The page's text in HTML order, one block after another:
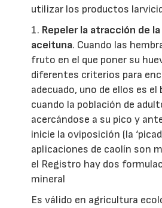
utilizar los productos
1. Repeler la atracción de
aceituna. Cuando las
fruto en el que poner su
diferentes criterios para
adecuado, uno de ellos es
cuando la población de
acercándose a su pico y
inicie la oviposición (la
aplicaciones de caolín son
el Registro hay dos
mineral
Es válido en agricultura